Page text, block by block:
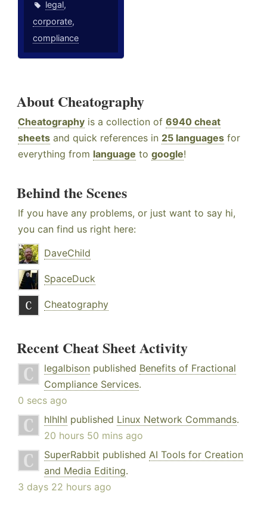
legal,
corporate,
compliance
About Cheatography
Cheatography is a collection of 6940 cheat
sheets and quick references in 25 languages for
everything from language to google!
Behind the Scenes
If you have any problems, or just want to say hi,
you can find us right here:
DaveChild
SpaceDuck
Cheatography
Recent Cheat Sheet Activity
legalbison published Benefits of Fractional
Compliance Services.
0 secs ago
hlhlhl published Linux Network Commands.
20 hours 50 mins ago
SuperRabbit published AI Tools for Creation
and Media Editing.
3 days 22 hours ago